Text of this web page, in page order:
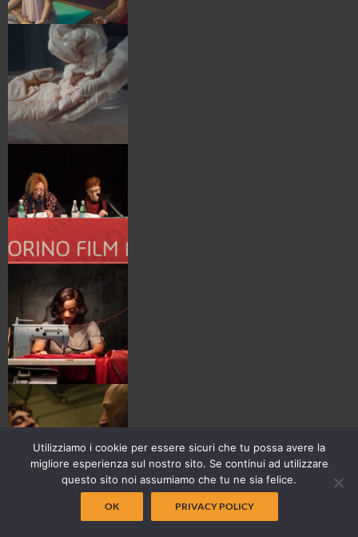
Utilizziamo i cookie per essere sicuri che tu possa avere la
migliore esperienza sul nostro sito. Se continui ad utilizzare
questo sito noi assumiamo che tu ne sia felice.
OK PRIVACY POLICY